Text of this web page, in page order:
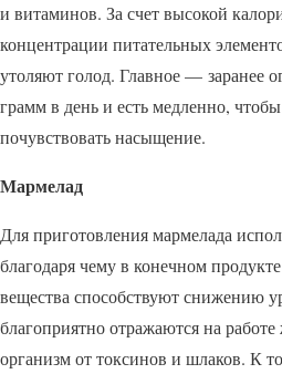
и витаминов. За счет высокой
концентрации питательных
утоляют голод. Главное — заранее
грамм в день и есть медленно,
почувствовать насыщение.
Мармелад
Для приготовления мармелада
благодаря чему в конечном
вещества способствуют снижению
благоприятно отражаются на
организм от токсинов и шлаков. К